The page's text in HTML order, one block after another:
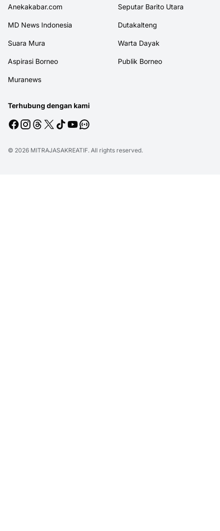
Anekakabar.com Seputar Barito Utara
MD News Indonesia Dutakalteng
Suara Mura Warta Dayak
Aspirasi Borneo Publik Borneo
Muranews
Terhubung dengan kami
© 2026 MITRAJASAKREATIF. All rights reserved.